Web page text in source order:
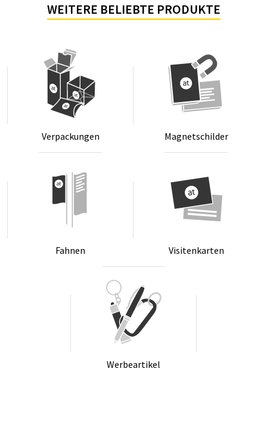
WEITERE BELIEBTE PRODUKTE
Ver­pa­ckun­gen Ma­gnet­schil­der
Fah­nen Vi­si­ten­kar­ten
Wer­be­ar­ti­kel